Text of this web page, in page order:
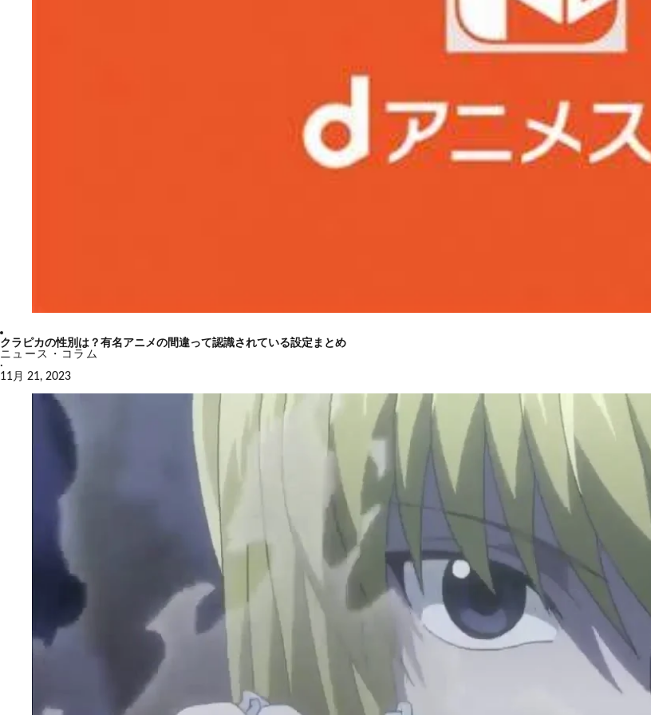
クラピカの性別は？有名アニメの間違って認識されている設定まとめ
ニュース・コラム
·
11月 21, 2023